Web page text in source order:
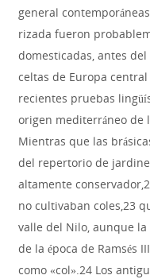
general
rizada fueron
domesticadas, antes del
celtas de Europa
recientes pruebas
origen mediterráneo de
Mientras que las
del repertorio de
altamente
no cultivaban coles,23
valle del Nilo, aunque la
de la época de Ramsés
como «col».24 Los